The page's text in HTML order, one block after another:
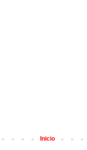
Inicio